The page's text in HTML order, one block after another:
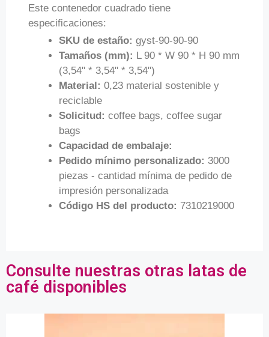
Este contenedor cuadrado tiene
especificaciones:
SKU de estaño: gyst-90-90-90
Tamaños (mm): L 90 * W 90 * H 90 mm
(3,54" * 3,54" * 3,54")
Material: 0,23 material sostenible y
reciclable
Solicitud: coffee bags, coffee sugar
bags
Capacidad de embalaje:
Pedido mínimo personalizado: 3000
piezas - cantidad mínima de pedido de
impresión personalizada
Código HS del producto: 7310219000
Consulte nuestras otras latas de
café disponibles